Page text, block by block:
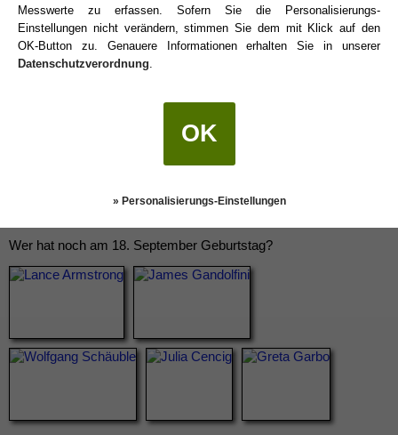
Wer hat noch am 18. September Geburtstag?
Messwerte zu erfassen. Sofern Sie die Personalisierungs-
Einstellungen nicht verändern, stimmen Sie dem mit Klick auf den
OK-Button zu. Genauere Informationen erhalten Sie in unserer
Datenschutzverordnung
OK
» Personalisierungs-Einstellungen